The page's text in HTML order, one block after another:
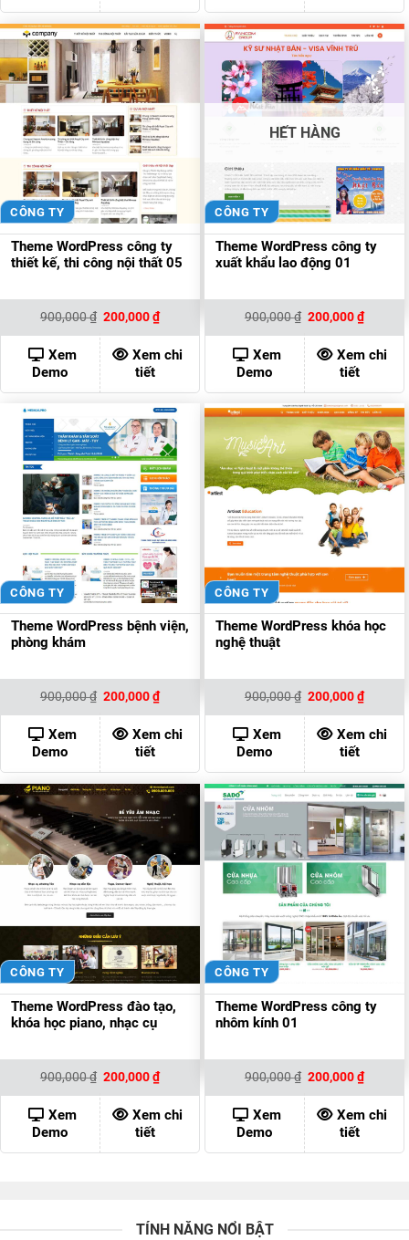
CÔNG TY
Theme WordPress công ty
thiết kế, thi công nội thất 05
900,000₫ Giá
là:
900,000 ₫.
200,000₫Giá
hiện
tại
là:
200,000 ₫.
Xem
Demo
Xem chi
tiết
HẾT HÀNG
CÔNG TY
Theme WordPress công ty
xuất khẩu lao động 01
900,000₫ Giá
là:
900,000 ₫.
200,000₫Giá
hiện
tại
là:
Xem
Demo
Xem chi
tiết
CÔNG TY
Theme WordPress bệnh viện,
phòng khám
900,000₫ Giá
là:
900,000 ₫.
200,000₫Giá
hiện
tại
là:
200,000 ₫.
Xem
Demo
Xem chi
tiết
CÔNG TY
Theme WordPress khóa học
nghệ thuật
900,000₫ Giá
là:
900,000 ₫.
200,000₫Giá
hiện
tại
là:
Xem
Demo
Xem chi
tiết
CÔNG TY
Theme WordPress đào tạo,
khóa học piano, nhạc cụ
900,000₫ Giá
là:
900,000 ₫.
200,000₫Giá
hiện
tại
là:
200,000 ₫.
Xem
Demo
Xem chi
tiết
CÔNG TY
Theme WordPress công ty
nhôm kính 01
900,000₫ Giá
là:
900,000 ₫.
200,000₫Giá
hiện
tại
là:
Xem
Demo
Xem chi
tiết
TÍNH NĂNG NỔI BẬT